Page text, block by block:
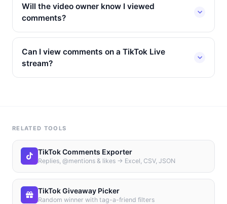
Will the video owner know I viewed
comments?
Can I view comments on a TikTok Live
stream?
RELATED TOOLS
TikTok Comments Exporter
Replies, @mentions & likes → Excel, CSV, JSON
TikTok Giveaway Picker
Random winner with tag-a-friend filters